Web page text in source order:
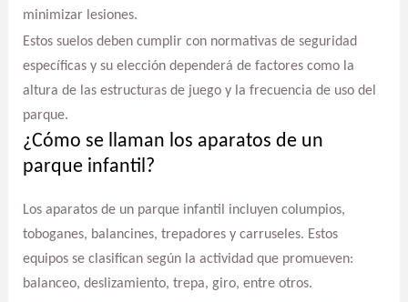
minimizar lesiones.
Estos suelos deben cumplir con normativas de seguridad
específicas y su elección dependerá de factores como la
altura de las estructuras de juego y la frecuencia de uso del
parque.
¿Cómo se llaman los aparatos de un
parque infantil?
Los aparatos de un parque infantil incluyen columpios,
toboganes, balancines, trepadores y carruseles. Estos
equipos se clasifican según la actividad que promueven:
balanceo, deslizamiento, trepa, giro, entre otros.